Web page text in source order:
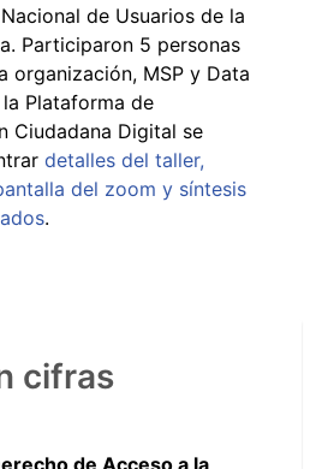
de Usuarios de la
Participaron 5 personas
organización, MSP y Data
la Plataforma de
Ciudadana Digital se
detalles del taller,
del zoom y síntesis
.
cifras
de Acceso a la